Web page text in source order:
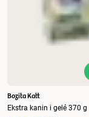
Bozita Katt
Ekstra kanin i gelé 370 g